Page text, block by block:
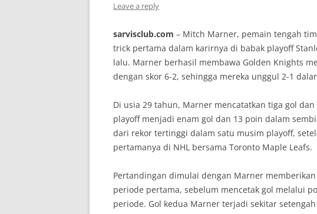
Leave a reply
sarvisclub.com – Mitch Marner, pemain tengah
trick pertama dalam karirnya di babak playoff
lalu. Marner berhasil membawa Golden Knights
dengan skor 6-2, sehingga mereka unggul 2-1
Di usia 29 tahun, Marner mencatatkan tiga gol
playoff menjadi enam gol dan 13 poin dalam
dari rekor tertinggi dalam satu musim playoff,
pertamanya di NHL bersama Toronto Maple Leafs.
Pertandingan dimulai dengan Marner
periode pertama, sebelum mencetak gol melalui
periode. Gol kedua Marner terjadi sekitar